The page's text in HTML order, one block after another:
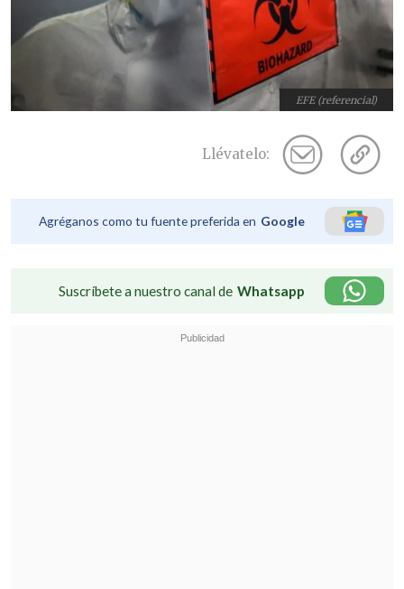
EFE (referencial)
Llévatelo:
Agréganos como tu fuente preferida en Google
Suscríbete a nuestro canal de Whatsapp